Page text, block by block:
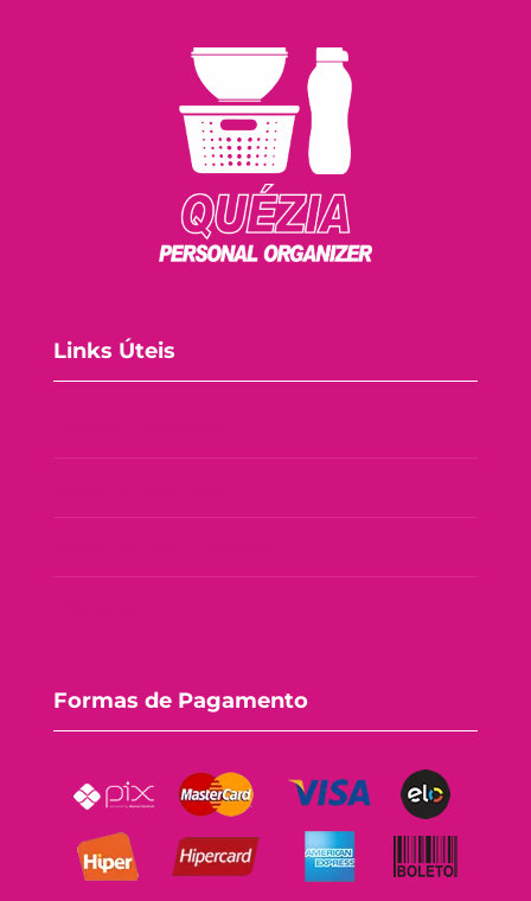
Links Úteis
Formas de Pagamento